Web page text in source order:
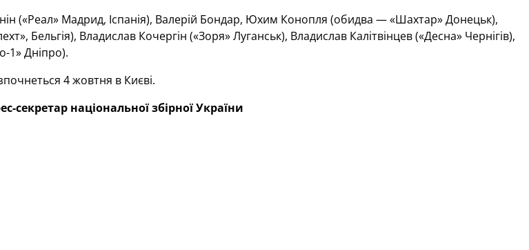
(«Реал» Мадрид, Іспанія), Валерій Бондар, Юхим Конопля (обидва — «Шахтар» Донецьк),
Бельгія), Владислав Кочергін («Зоря» Луганськ), Владислав Калітвінцев («Десна» Чернігів),
1» Дніпро).
4 жовтня в Києві.
секретар національної збірної України